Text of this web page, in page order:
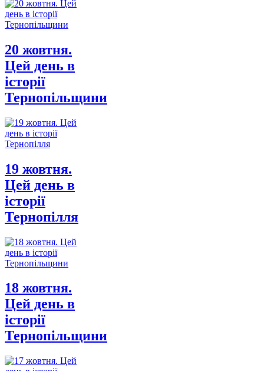
20 жовтня.
Цей день в
історії
Тернопільщини
19 жовтня.
Цей день в
історії
Тернопілля
18 жовтня.
Цей день в
історії
Тернопільщини